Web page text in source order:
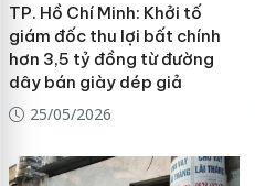
TP. Hồ Chí Minh: Khởi tố
giám đốc thu lợi bất chính
hơn 3,5 tỷ đồng từ đường
dây bán giày dép giả
25/05/2026